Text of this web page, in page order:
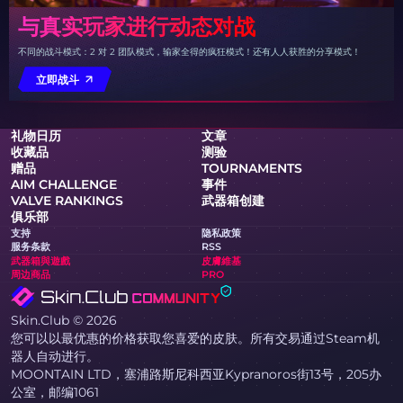
与真实玩家进行动态对战
不同的战斗模式：2 对 2 团队模式，输家全得的疯狂模式！还有人人获胜的分享模式！
立即战斗
礼物日历
文章
收藏品
测验
赠品
TOURNAMENTS
AIM CHALLENGE
事件
VALVE RANKINGS
武器箱创建
俱乐部
支持
隐私政策
服务条款
RSS
武器箱與遊戲
皮膚維基
周边商品
PRO
Skin.Club © 2026
您可以以最优惠的价格获取您喜爱的皮肤。所有交易通过Steam机
器人自动进行。
MOONTAIN LTD，塞浦路斯尼科西亚Kypranoros街13号，205办
公室，邮编1061